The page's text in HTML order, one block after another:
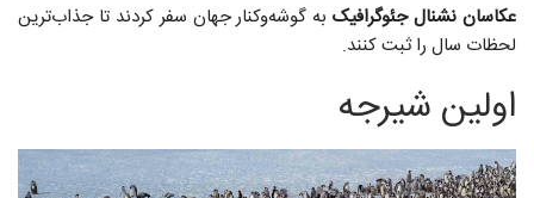
عکاسان نشنال جئوگرافیکبه گوشه‌وکنار جهان سفر کردند تا جذاب‌ترین
لحظات سال را ثبت کنند.
اولین شیرجه